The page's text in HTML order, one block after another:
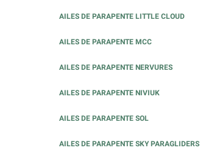
AILES DE PARAPENTE LITTLE CLOUD
AILES DE PARAPENTE MCC
AILES DE PARAPENTE NERVURES
AILES DE PARAPENTE NIVIUK
AILES DE PARAPENTE SOL
AILES DE PARAPENTE SKY PARAGLIDERS